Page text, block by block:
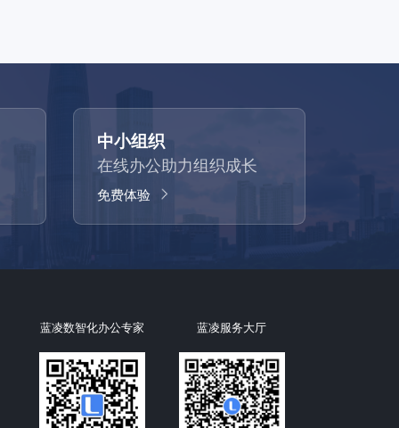
中小组织
在线办公助力组织成长
免费体验
蓝凌数智化办公专家 蓝凌服务大厅